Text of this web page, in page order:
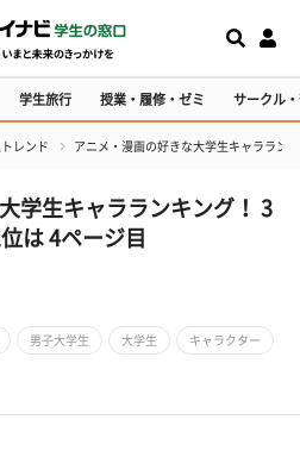
学生旅行 授業・履修・ゼミ サークル
レンド アニメ・漫画の好きな大学生キャララン
学生キャラランキング！ 3
は 4ページ目
男子大学生 大学生 キャラクター